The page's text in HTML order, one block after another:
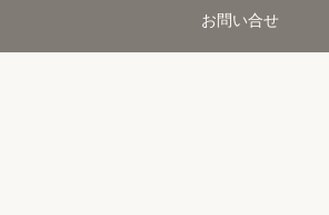
お問い合せ